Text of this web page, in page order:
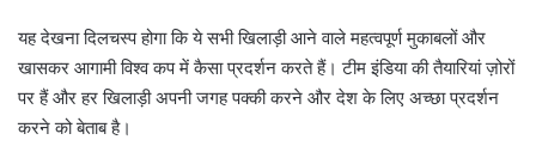
यह देखना दिलचस्प होगा कि ये सभी खिलाड़ी आने वाले महत्वपूर्ण मुकाबलों और
खासकर आगामी विश्व कप में कैसा प्रदर्शन करते हैं। टीम इंडिया की तैयारियां ज़ोरों
पर हैं और हर खिलाड़ी अपनी जगह पक्की करने और देश के लिए अच्छा प्रदर्शन
करने को बेताब है।